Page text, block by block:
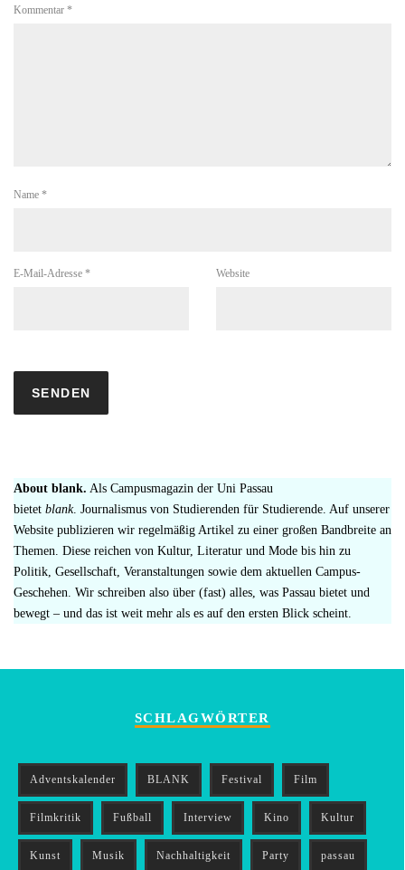
Kommentar *
Name *
E-Mail-Adresse * Website
About blank. Als Campusmagazin der Uni Passau
bietet blank. Journalismus von Studierenden für Studierende. Auf unserer
Website publizieren wir regelmäßig Artikel zu einer großen Bandbreite an
Themen. Diese reichen von Kultur, Literatur und Mode bis hin zu
Politik, Gesellschaft, Veranstaltungen sowie dem aktuellen Campus-
Geschehen. Wir schreiben also über (fast) alles, was Passau bietet und
bewegt – und das ist weit mehr als es auf den ersten Blick scheint.
SCHLAGWÖRTER
Adventskalender BLANK Festival Film
Filmkritik Fußball Interview Kino Kultur
Kunst Musik Nachhaltigkeit Party passau